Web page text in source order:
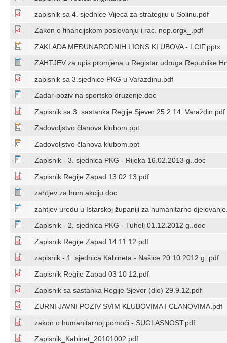
zapisnik sa 4. sjednice Vijeca za strategiju u Solinu.pdf
Zakon o financijskom poslovanju i rac. nep.orgx_.pdf
ZAKLADA MEĐUNARODNIH LIONS KLUBOVA - LCIF.pptx
ZAHTJEV za upis promjena u Registar udruga Republike
zapisnik sa 3.sjednice PKG u Varazdinu.pdf
Zadar-poziv na sportsko druzenje.doc
Zapisnik sa 3. sastanka Regije Sjever 25.2.14, Varaždin.pdf
Zadovoljstvo članova klubom.ppt
Zadovoljstvo članova klubom.ppt
Zapisnik - 3. sjednica PKG - Rijeka 16.02.2013 g..doc
Zapisnik Regije Zapad 13 02 13.pdf
zahtjev za hum akciju.doc
zahtjev uredu u Istarskoj županiji za humanitarno
Zapisnik - 2. sjednica PKG - Tuhelj 01.12.2012 g..doc
Zapisnik Regije Zapad 14 11 12.pdf
zapisnik - 1. sjednica Kabineta - Našice 20.10.2012 g..pdf
Zapisnik Regije Zapad 03 10 12.pdf
Zapisnik sa sastanka Regije Sjever (dio) 29.9.12.pdf
ZURNI JAVNI POZIV SVIM KLUBOVIMA I CLANOVIMA.pdf
zakon o humanitarnoj pomoći - SUGLASNOST.pdf
Zapisnik_Kabinet_20101002.pdf